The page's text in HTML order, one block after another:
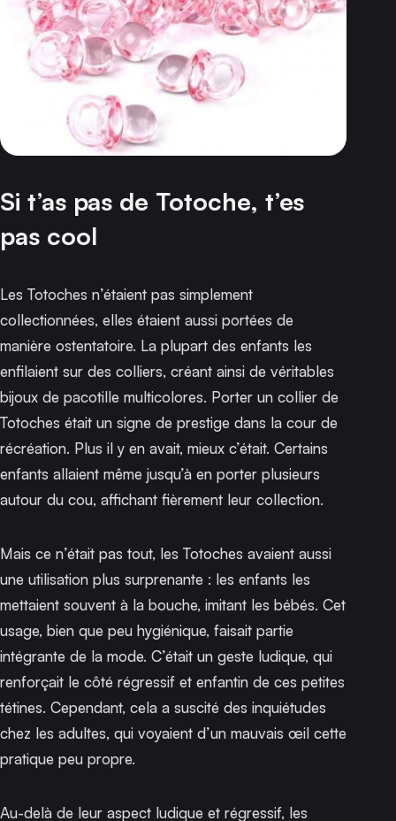
Si t’as pas de Totoche, t’es
pas cool
Les Totoches n’étaient pas simplement
collectionnées, elles étaient aussi portées de
manière ostentatoire. La plupart des enfants les
enfilaient sur des colliers, créant ainsi de véritables
bijoux de pacotille multicolores. Porter un collier de
Totoches était un signe de prestige dans la cour de
récréation. Plus il y en avait, mieux c’était. Certains
enfants allaient même jusqu’à en porter plusieurs
autour du cou, affichant fièrement leur collection.
Mais ce n’était pas tout, les Totoches avaient aussi
une utilisation plus surprenante : les enfants les
mettaient souvent à la bouche, imitant les bébés. Cet
usage, bien que peu hygiénique, faisait partie
intégrante de la mode. C’était un geste ludique, qui
renforçait le côté régressif et enfantin de ces petites
tétines. Cependant, cela a suscité des inquiétudes
chez les adultes, qui voyaient d’un mauvais œil cette
pratique peu propre.
Au-delà de leur aspect ludique et régressif, les